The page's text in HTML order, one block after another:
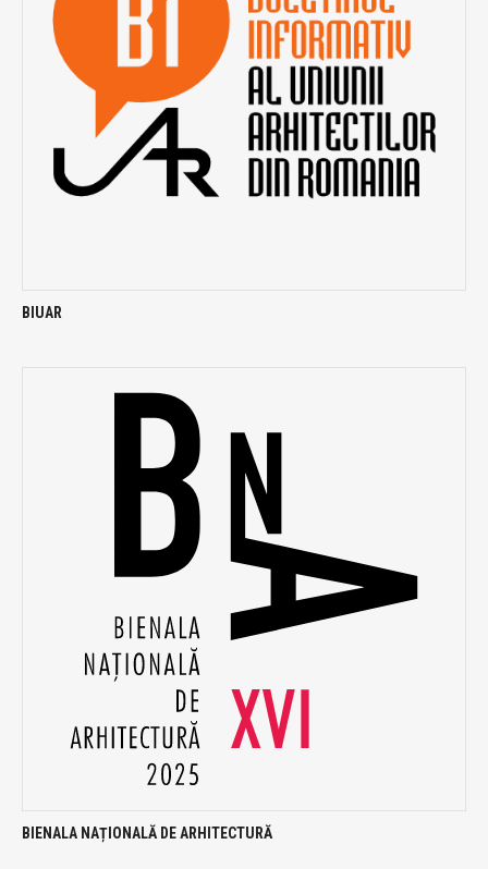
BIUAR
BIENALA NAȚIONALĂ DE ARHITECTURĂ